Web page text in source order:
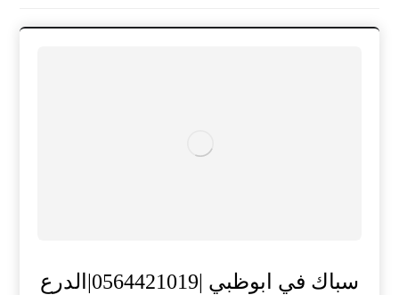
سباك في ابوظبي |0564421019|الدرع